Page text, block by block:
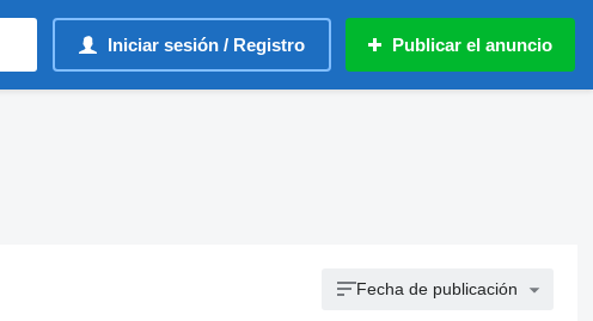
Iniciar sesión / Registro Publicar el anuncio
Fecha de publicación